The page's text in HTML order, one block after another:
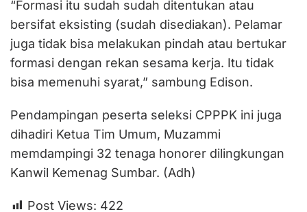
“Formasi itu sudah sudah ditentukan atau
bersifat eksisting (sudah disediakan). Pelamar
juga tidak bisa melakukan pindah atau bertukar
formasi dengan rekan sesama kerja. Itu tidak
bisa memenuhi syarat,” sambung Edison.
Pendampingan peserta seleksi CPPPK ini juga
dihadiri Ketua Tim Umum, Muzammi
memdampingi 32 tenaga honorer dilingkungan
Kanwil Kemenag Sumbar. (Adh)
Post Views: 422